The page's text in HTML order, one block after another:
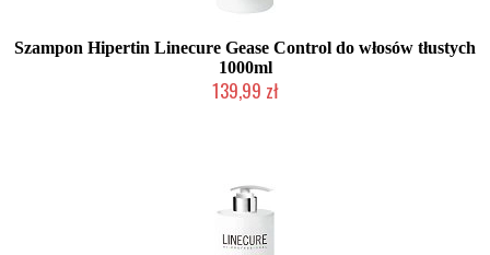
Szampon Hipertin Linecure Gease Control do włosów tłustych
1000ml
139,99 zł